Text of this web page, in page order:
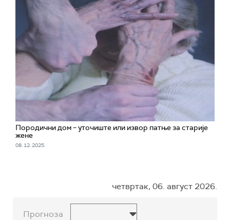
Породични дом – уточиште или извор патње за старије
жене
08. 12. 2025.
четвртак, 06. август 2026.
Прогноза